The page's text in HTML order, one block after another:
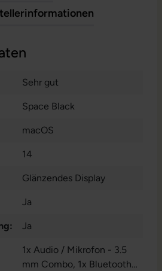
Sehr gut
Space Black
macOS
14
Glänzendes Display
Ja
Ja
1x Audio / Mikrofon - 3.5
mm Combo, 1x Bluetooth,